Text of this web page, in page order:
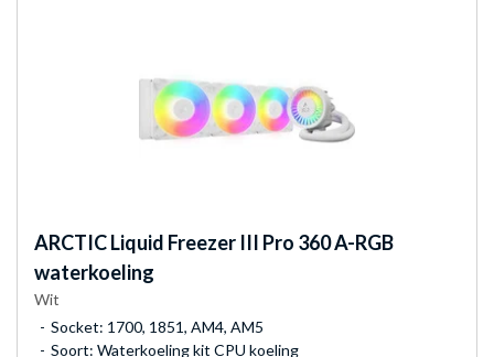
ARCTICLiquid Freezer III Pro 360 A-RGB
waterkoeling
Wit
Socket: 1700, 1851, AM4, AM5
Soort: Waterkoeling kit CPU koeling